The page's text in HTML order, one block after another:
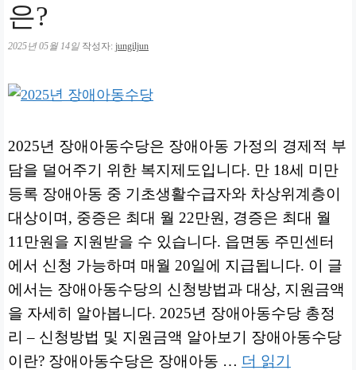
은?
2025년 05월 14일 작성자: jungiljun
2025년 장애아동수당은 장애아동 가정의 경제적 부
담을 덜어주기 위한 복지제도입니다. 만 18세 미만
등록 장애아동 중 기초생활수급자와 차상위계층이
대상이며, 중증은 최대 월 22만원, 경증은 최대 월
11만원을 지원받을 수 있습니다. 읍면동 주민센터
에서 신청 가능하며 매월 20일에 지급됩니다. 이 글
에서는 장애아동수당의 신청방법과 대상, 지원금액
을 자세히 알아봅니다. 2025년 장애아동수당 총정
리 – 신청방법 및 지원금액 알아보기 장애아동수당
이란? 장애아동수당은 장애아동 … 더 읽기